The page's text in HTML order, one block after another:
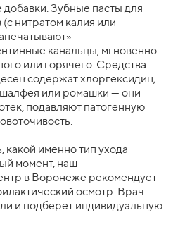
Зубные пасты для
нитратом калия или
канальцы, мгновенно
или горячего. Средства
содержат хлоргексидин,
или ромашки — они
подавляют патогенную
какой именно тип ухода
момент, наш
в Воронеже рекомендует
осмотр. Врач
и подберет индивидуальную